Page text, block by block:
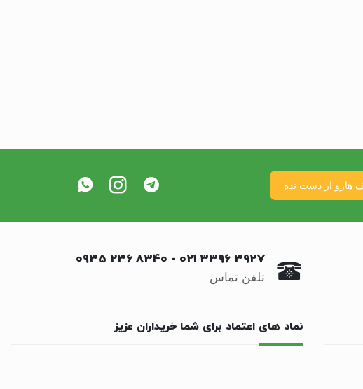
021 3396 3927
-
0935 236 8340
تلفن تماس
نماد های اعتماد برای شما خریداران عزیز